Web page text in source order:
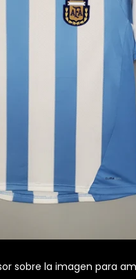
sobre la imagen para